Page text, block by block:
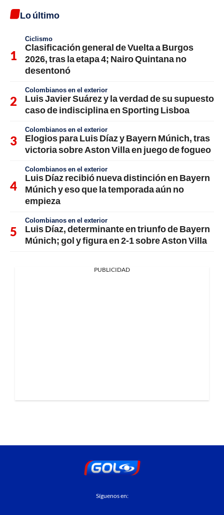
Lo último
Ciclismo
Clasificación general de Vuelta a Burgos
2026, tras la etapa 4; Nairo Quintana no
desentonó
Colombianos en el exterior
Luis Javier Suárez y la verdad de su supuesto
caso de indisciplina en Sporting Lisboa
Colombianos en el exterior
Elogios para Luis Díaz y Bayern Múnich, tras
victoria sobre Aston Villa en juego de fogueo
Colombianos en el exterior
Luis Díaz recibió nueva distinción en Bayern
Múnich y eso que la temporada aún no
empieza
Colombianos en el exterior
Luis Díaz, determinante en triunfo de Bayern
Múnich; gol y figura en 2-1 sobre Aston Villa
PUBLICIDAD
Síguenos en: